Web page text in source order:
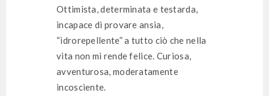
Ottimista, determinata e testarda,
incapace di provare ansia,
“idrorepellente” a tutto ciò che nella
vita non mi rende felice. Curiosa,
avventurosa, moderatamente
incosciente.